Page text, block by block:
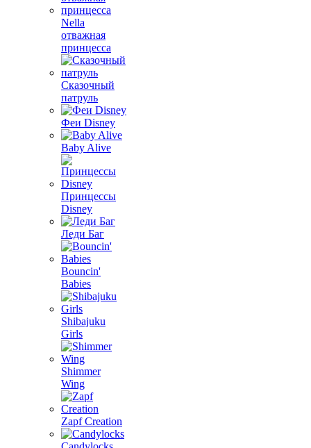
Nella
отважная
принцесса
Сказочный
патруль
Феи Disney
Baby Alive
Принцессы
Disney
Леди Баг
Bouncin'
Babies
Shibajuku
Girls
Shimmer
Wing
Zapf Creation